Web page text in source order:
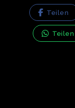
Teilen
Teilen